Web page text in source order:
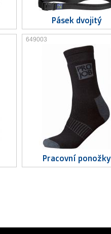
Pásek dvojitý
649003
Pracovní ponožky